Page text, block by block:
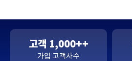
고객 1,000++
가입 고객사수